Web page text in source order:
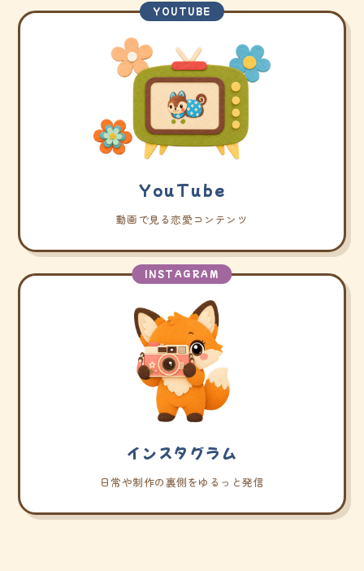
YOUTUBE
YouTube
動画で見る恋愛コンテンツ
INSTAGRAM
インスタグラム
日常や制作の裏側をゆるっと発信